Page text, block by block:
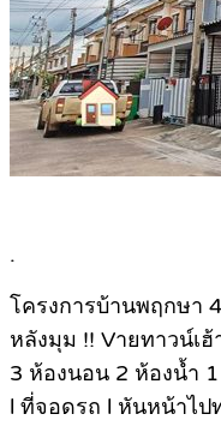
.
โครงการบ้านพฤกษา
หลังมุม !! Vายทาวน์เ
3 ห้องนอน 2 ห้องน้ำ
l ที่จอดรถ l หันหน้าไป